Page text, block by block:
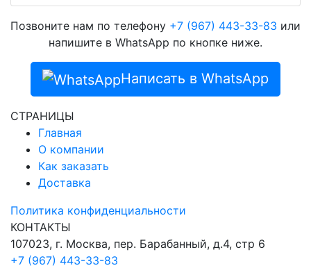
Позвоните нам по телефону +7 (967) 443-33-83 или
напишите в WhatsApp по кнопке ниже.
Написать в WhatsApp
СТРАНИЦЫ
Главная
О компании
Как заказать
Доставка
Политика конфиденциальности
КОНТАКТЫ
107023, г. Москва, пер. Барабанный, д.4, стр 6
+7 (967) 443-33-83